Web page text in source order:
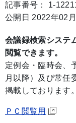
記事番号： 1-
公開日 2022年02
会議録検索システ
閲覧できます。
定例会・臨時会、
月以降）及び常任
掲載しております。
ＰＣ閲覧用